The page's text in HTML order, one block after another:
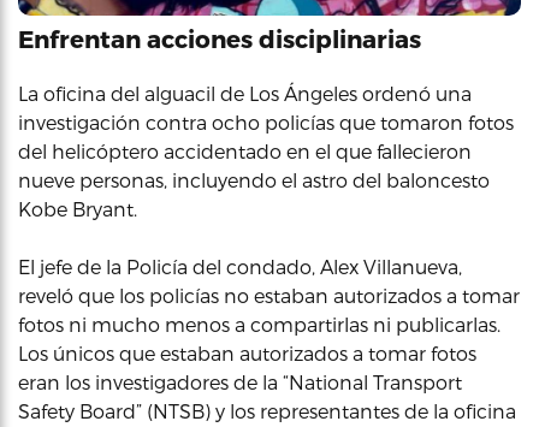
Enfrentan acciones disciplinarias
La oficina del alguacil de Los Ángeles ordenó una
investigación contra ocho policías que tomaron fotos
del helicóptero accidentado en el que fallecieron
nueve personas, incluyendo el astro del baloncesto
Kobe Bryant.
El jefe de la Policía del condado, Alex Villanueva,
reveló que los policías no estaban autorizados a tomar
fotos ni mucho menos a compartirlas ni publicarlas.
Los únicos que estaban autorizados a tomar fotos
eran los investigadores de la “National Transport
Safety Board” (NTSB) y los representantes de la oficina